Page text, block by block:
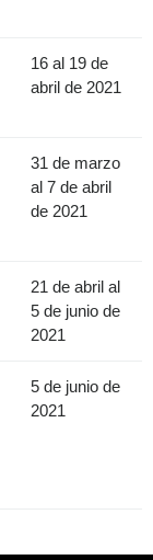
16 al 19 de
abril de 2021
31 de marzo
al 7 de abril
de 2021
21 de abril al
5 de junio de
2021
5 de junio de
2021